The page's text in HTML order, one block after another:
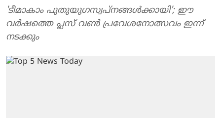
'ടീമാകാം പുതുയു​ഗസ്വപ്നങ്ങൾക്കായി'; ഈ
വർഷത്തെ പ്ലസ് വൺ പ്രവേശനോത്സവം ഇന്ന്
നടക്കും